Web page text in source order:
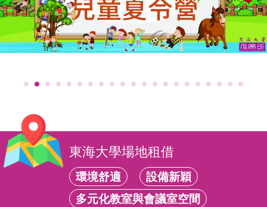
東海大學場地租借
環境舒適
設備新穎
多元化教室與會議室空間